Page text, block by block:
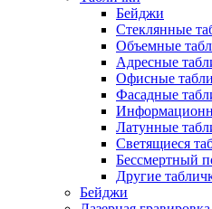
Бейджи
Стеклянные
Объемные
Адресные
Офисные
Фасадные
Латунные
Светящиеся
Бессмертный
Другие
Бейджи